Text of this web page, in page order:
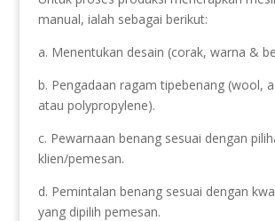
manual, ialah sebagai berikut:
a. Menentukan desain (corak, warna &
b. Pengadaan ragam tipebenang (wool,
atau polypropylene).
c. Pewarnaan benang sesuai dengan
klien/pemesan.
d. Pemintalan benang sesuai dengan
yang dipilih pemesan.